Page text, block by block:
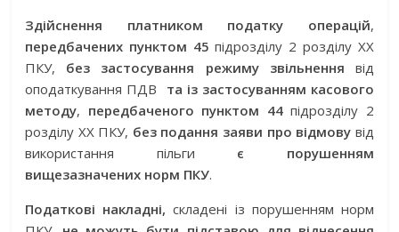
Здійснення платником податку операцій,
передбачених пунктом 45 підрозділу 2 розділу XX
ПКУ, без застосування режиму звільнення від
оподаткування ПДВ та із застосуванням касового
методу, передбаченого пунктом 44підрозділу 2
розділу XX ПКУ, без подання заяви про відмову від
використання пільги є порушенням
вищезазначених норм ПКУ.
Податкові накладні,складені із порушенням норм